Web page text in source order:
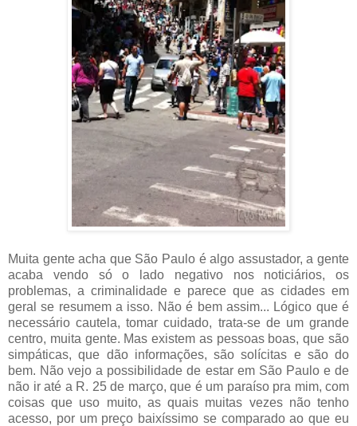
Muita gente acha que São Paulo é algo assustador, a gente
acaba vendo só o lado negativo nos noticiários, os
problemas, a criminalidade e parece que as cidades em
geral se resumem a isso. Não é bem assim... Lógico que é
necessário cautela, tomar cuidado, trata-se de um grande
centro, muita gente. Mas existem as pessoas boas, que são
simpáticas, que dão informações, são solícitas e são do
bem. Não vejo a possibilidade de estar em São Paulo e de
não ir até a R. 25 de março, que é um paraíso pra mim, com
coisas que uso muito, as quais muitas vezes não tenho
acesso, por um preço baixíssimo se comparado ao que eu